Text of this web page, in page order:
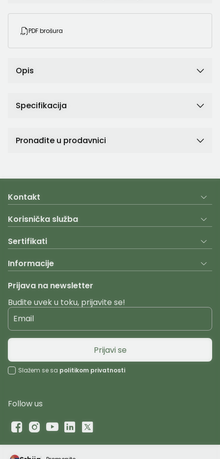
PDF brošura
Opis
Specifikacija
Pronađite u prodavnici
Kontakt
Korisnička služba
Sertifikati
Informacije
Prijava na newsletter
Budite uvek u toku, prijavite se!
Email
Prijavi se
Slažem se sa politikom privatnosti
Follow us